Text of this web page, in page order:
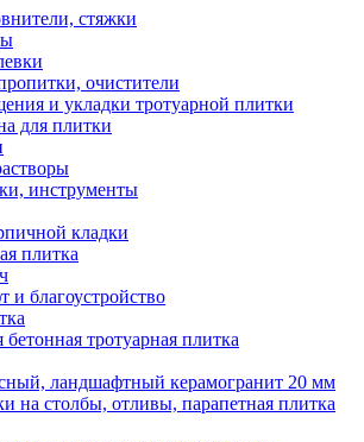
стяжки
очистители
и укладки тротуарной плитки
для плитки
инструменты
кладки
плитка
благоустройство
тротуарная плитка
ландшафтный керамогранит 20 мм
на столбы, отливы, парапетная плитка